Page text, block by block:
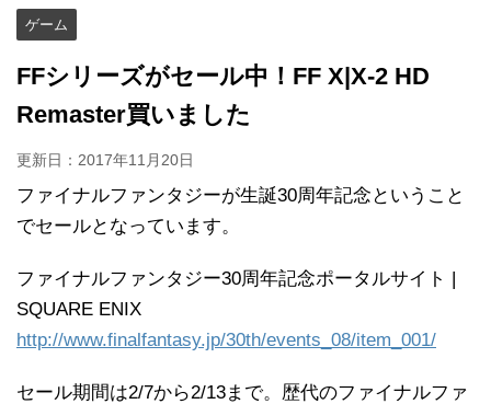
ゲーム
FFシリーズがセール中！FF X|X-2 HD
Remaster買いました
更新日： 2017年11月20日
ファイナルファンタジーが生誕30周年記念ということ
でセールとなっています。
ファイナルファンタジー30周年記念ポータルサイト |
SQUARE ENIX
http://www.finalfantasy.jp/30th/events_08/item_001/
セール期間は2/7から2/13まで。歴代のファイナルファ